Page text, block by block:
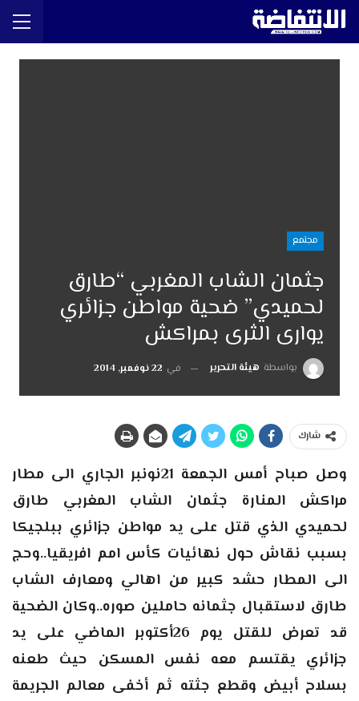
مجتمع
جثمان الشاب المغربي “طارق
لحميدي” ضحية مواطن جزائري
يوارى الثرى بمراكش
بواسطة هيئة التحرير في 22 نوفمبر, 2014
شارك
وصل صباح أمس الجمعة 21نونبر الجاري الى مطار
مراكش المنارة جثمان الشاب المغربي طارق
لحميدي الذي قتل على يد مواطن جزائري ببلجيكا
بسبب نقاش حول نهائيات كأس امم افريقيا..وحج
الى المطار حشد كبير من اهالي ومعارف الشاب
طارق لاستقبال جثمانه حاملين صوره..وكان الضحية
قد تعرض للقتل يوم 26أكتوبر الماضي على يد
جزائري يقتسم معه نفس المسكن حيث طعنه
بسلاح أبيض وقطع جثته ثم أخفى معالم الجريمة